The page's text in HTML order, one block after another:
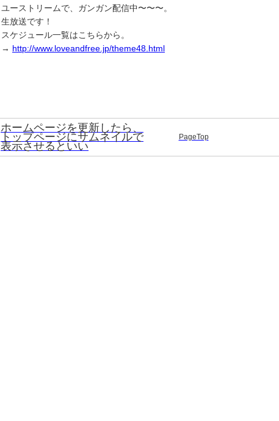
ユーストリームで、ガンガン配信中〜〜〜。
生放送です！
スケジュール一覧はこちらから。
→ http://www.loveandfree.jp/theme48.html
ホームページを更新したら、
トップページにサムネイルで
表示させるといい
PageTop